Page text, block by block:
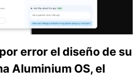
error el diseño de su
Aluminium OS, el